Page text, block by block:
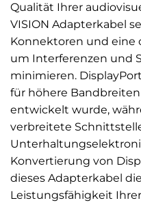
Qualität Ihrer
VISION Adapterkabel
Konnektoren und eine
um Interferenzen und
minimieren.
für höhere
entwickelt wurde,
verbreitete
Konvertierung von
dieses Adapterkabel
Leistungsfähigkeit